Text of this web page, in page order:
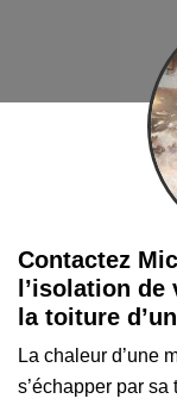
Contactez
l’isolation
la toiture
La chaleur d’une
s’échapper par